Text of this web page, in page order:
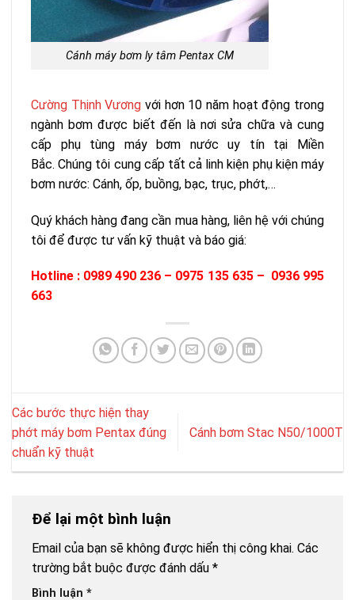
Cánh máy bơm ly tâm Pentax CM
Cường Thịnh Vương với hơn 10 năm hoạt động trong
ngành bơm được biết đến là nơi sửa chữa và cung
cấp phụ tùng máy bơm nước uy tín tại Miền
Bắc. Chúng tôi cung cấp tất cả linh kiện phụ kiện máy
bơm nước: Cánh, ốp, buồng, bạc, trục, phớt,…
Quý khách hàng đang cần mua hàng, liên hệ với chúng
tôi để được tư vấn kỹ thuật và báo giá:
Hotline : 0989 490 236 – 0975 135 635 – 0936 995
663
Các bước thực hiện thay
phớt máy bơm Pentax đúng
chuẩn kỹ thuật
Cánh bơm Stac N50/1000T
Để lại một bình luận
Email của bạn sẽ không được hiển thị công khai. Các
trường bắt buộc được đánh dấu *
Bình luận *